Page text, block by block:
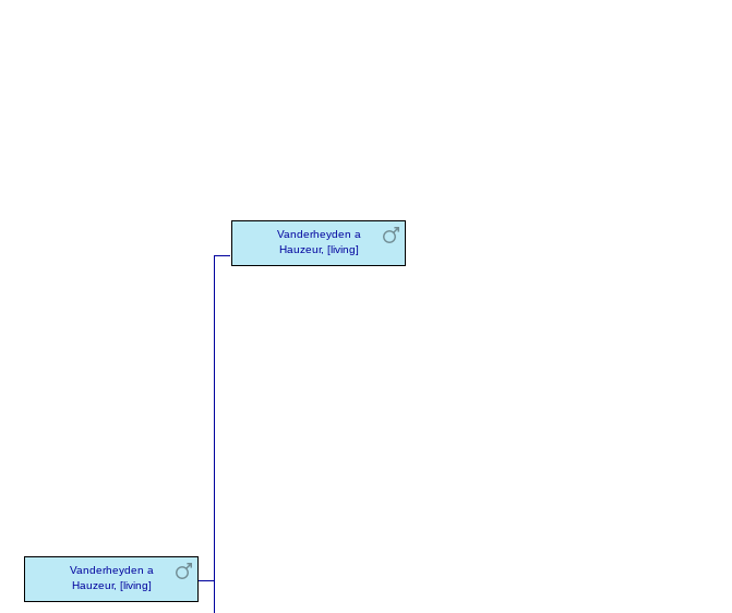
Vanderheyden a
Hauzeur, [living]
Vanderheyden a
Hauzeur, [living]